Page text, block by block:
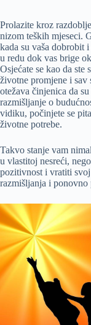
Prolazite kroz
nizom teških mjeseci.
kada su vaša dobrobit
u redu dok vas brige
Osjećate se kao da
životne promjene i sav
otežava činjenica da
razmišljanje o
vidiku, počinjete se
životne potrebe.
Takvo stanje vam
u vlastitoj nesreći,
pozitivnost i vratiti
razmišljanja i ponovno